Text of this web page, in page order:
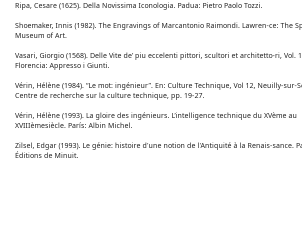
Ripa, Cesare (1625). Della Novissima Iconologia. Padua: Pietro Paolo Tozzi.
Shoemaker, Innis (1982). The Engravings of Marcantonio Raimondi. Lawren-ce: The
Museum of Art.
Vasari, Giorgio (1568). Delle Vite de’ piu eccelenti pittori, scultori et architetto-ri, Vol.
Florencia: Appresso i Giunti.
Vérin, Hélène (1984). “Le mot: ingénieur”. En: Culture Technique, Vol 12, Neuilly-sur-
Centre de recherche sur la culture technique, pp. 19-27.
Vérin, Hélène (1993). La gloire des ingénieurs. L’intelligence technique du XVème au
XVIIIèmesiècle. París: Albin Michel.
Zilsel, Edgar (1993). Le génie: histoire d'une notion de l'Antiquité à la Renais-sance.
Éditions de Minuit.